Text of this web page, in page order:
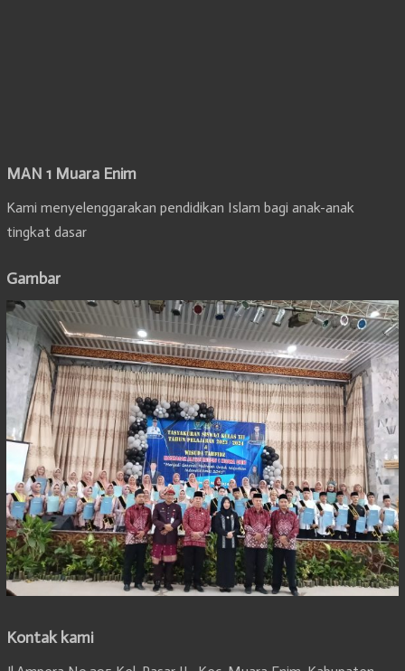
MAN 1 Muara Enim
Kami menyelenggarakan pendidikan Islam bagi anak-anak
tingkat dasar
Gambar
Kontak kami